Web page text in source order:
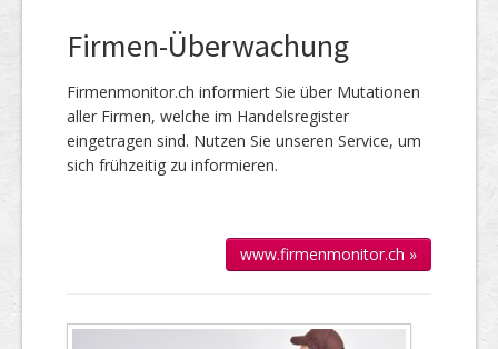
Firmen-Überwachung
Firmenmonitor.ch informiert Sie über Mutationen
aller Firmen, welche im Handels­register
eingetragen sind. Nutzen Sie unseren Service, um
sich frühzeitig zu informieren.
www.firmenmonitor.ch »